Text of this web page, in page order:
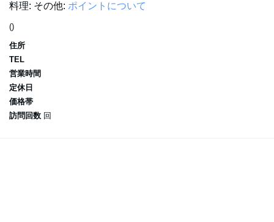
料理: その他: ポイントについて
()
住所
TEL
営業時間
定休日
価格帯
訪問回数 回